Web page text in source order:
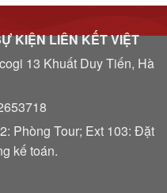
KIỆN LIÊN KẾT VIỆT
13 Khuất Duy Tiến, Hà
Phòng Tour; Ext 103: Đặt
kế toán.